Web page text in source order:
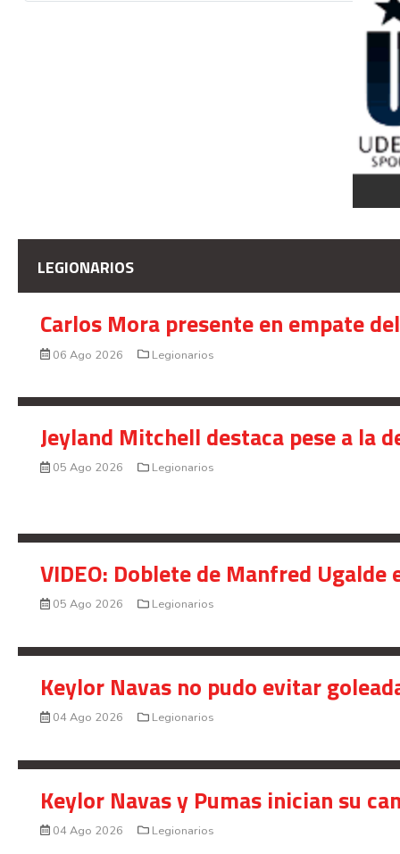
LEGIONARIOS
Carlos Mora presente en empate
06 Ago 2026 Legionarios
Jeyland Mitchell destaca pese a la
05 Ago 2026 Legionarios
VIDEO: Doblete de Manfred
05 Ago 2026 Legionarios
Keylor Navas no pudo evitar
04 Ago 2026 Legionarios
Keylor Navas y Pumas inician su
04 Ago 2026 Legionarios